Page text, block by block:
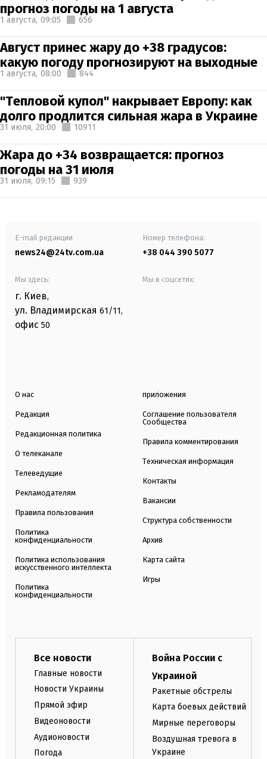
прогноз погоды на 1 августа
1 августа, 09:05 656
Август принес жару до +38 градусов:
какую погоду прогнозируют на выходные
1 августа, 08:00 844
"Тепловой купол" накрывает Европу: как
долго продлится сильная жара в Украине
31 июля, 20:00 10911
Жара до +34 возвращается: прогноз
погоды на 31 июля
31 июля, 09:15 939
E-mail редакции
news24@24tv.com.ua
Номер телефона:
+38 044 390 5077
Мы здесь:
г. Киев,
ул. Владимирская 61/11,
офис 50
Мы в соцсетях:
О нас
Редакция
Редакционная политика
О телеканале
Телеведущие
Рекламодателям
Правила пользования
Политика
конфиденциальности
Политика использования
искусственного интеллекта
Политика
конфиденциальности
приложения
Соглашение пользователя
Сообщества
Правила комментирования
Техническая информация
Контакты
Вакансии
Структура собственности
Архив
Карта сайта
Игры
Все новости
Главные новости
Новости Украины
Прямой эфир
Видеоновости
Аудионовости
Погода
Война России с
Украиной
Ракетные обстрелы
Карта боевых действий
Мирные переговоры
Воздушная тревога в
Украине